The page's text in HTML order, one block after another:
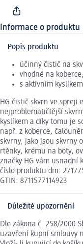
Informace o produktu
Popis produktu
účinný čistič na
vhodné na
s aktivním kyslíkem
HG čistič skvrn ve spreji
nejproblematičtější
kyslíkem a díky tomu je
např. z koberce,
skvrny, jako jsou skvrny
rtěnky, krému na boty,
značky HG vám usnadní
číslo produktu dm:
GTIN: 8711577114923
Důležité upozornění
Dle zákona č. 258/2000
uzavření kupní smlouvy